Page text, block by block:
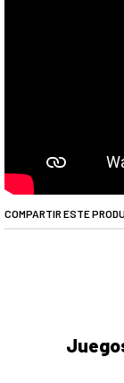
COMPARTIR ESTE